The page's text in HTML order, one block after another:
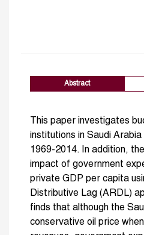
Abstract
This paper investigates
institutions in Saudi
1969-2014. In addition,
impact of government
private GDP per capita
Distributive Lag (ARDL)
finds that although the
conservative oil price when